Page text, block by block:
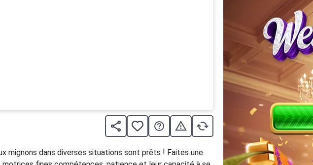
mignons dans diverses situations sont prêts ! Faites une